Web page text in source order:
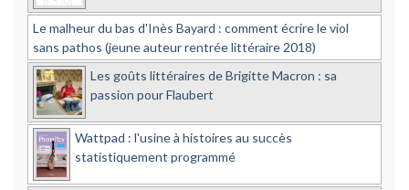
Le malheur du bas d'Inès Bayard : comment écrire le viol
sans pathos (jeune auteur rentrée littéraire 2018)
Les goûts littéraires de Brigitte Macron : sa
passion pour Flaubert
Wattpad : l'usine à histoires au succès
statistiquement programmé